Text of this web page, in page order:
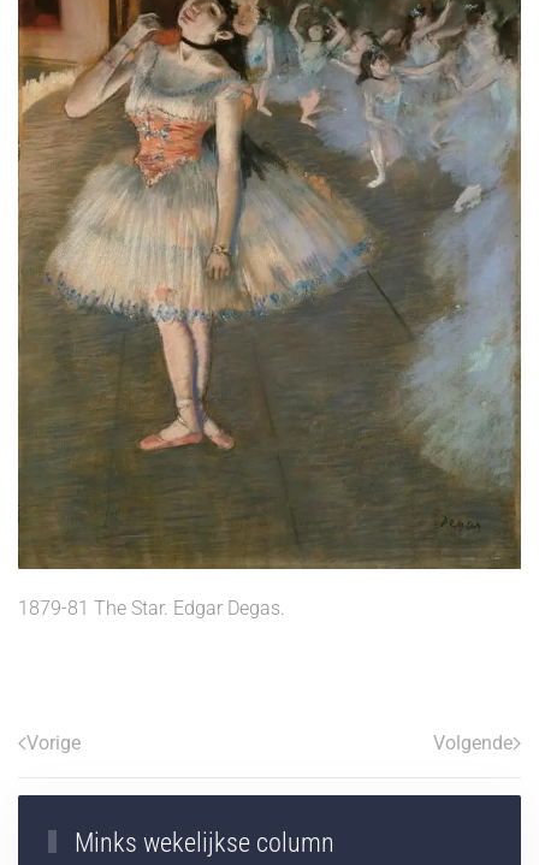
1879-81 The Star. Edgar Degas.
Vorige Volgende
Minks wekelijkse column